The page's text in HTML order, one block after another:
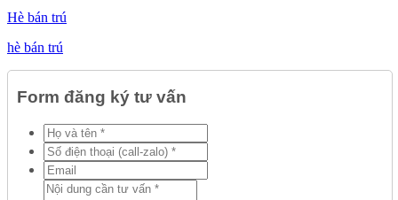
Hè bán trú
hè bán trú
Form đăng ký tư vấn